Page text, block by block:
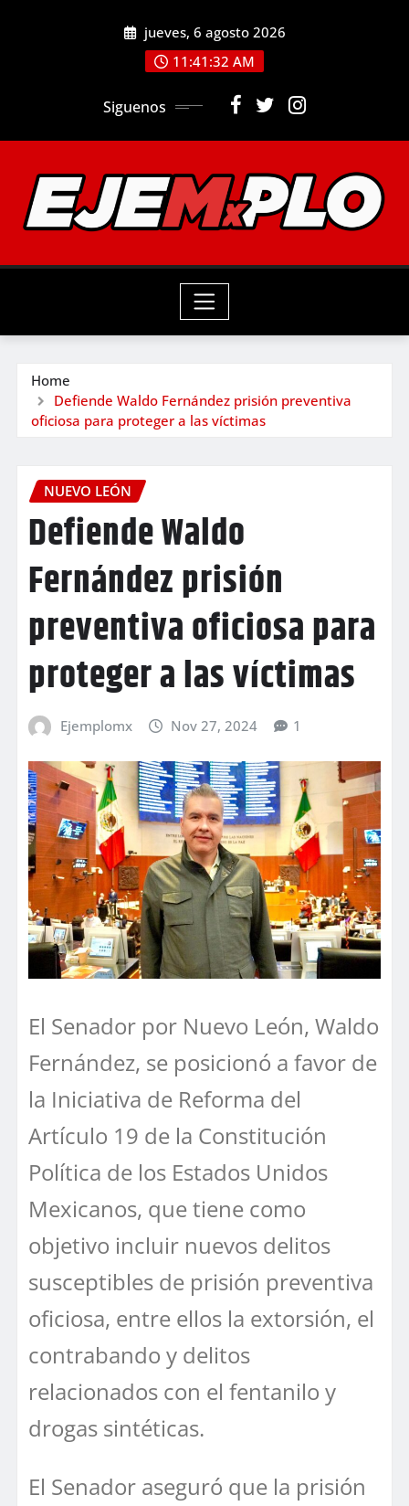
jueves, 6 agosto 2026
11:41:34 AM
Siguenos
Home
Defiende Waldo Fernández prisión preventiva
oficiosa para proteger a las víctimas
NUEVO LEÓN
Defiende Waldo
Fernández prisión
preventiva oficiosa para
proteger a las víctimas
Ejemplomx Nov 27, 2024 1
El Senador por Nuevo León, Waldo
Fernández, se posicionó a favor de
la Iniciativa de Reforma del
Artículo 19 de la Constitución
Política de los Estados Unidos
Mexicanos, que tiene como
objetivo incluir nuevos delitos
susceptibles de prisión preventiva
oficiosa, entre ellos la extorsión, el
contrabando y delitos
relacionados con el fentanilo y
drogas sintéticas.
El Senador aseguró que la prisión